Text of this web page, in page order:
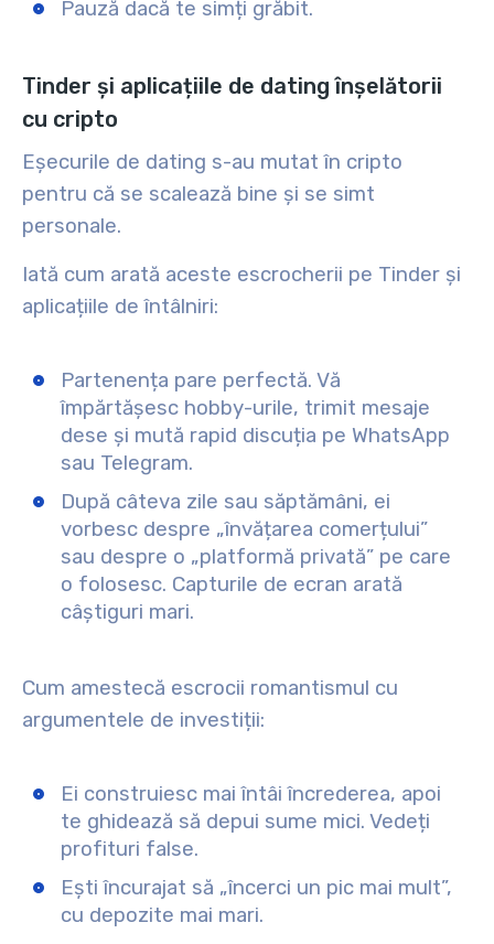
Pauză dacă te simți grăbit.
Tinder și aplicațiile de dating înșelătorii
cu cripto
Eșecurile de dating s-au mutat în cripto
pentru că se scalează bine și se simt
personale.
Iată cum arată aceste escrocherii pe Tinder și
aplicațiile de întâlniri:
Partenența pare perfectă. Vă
împărtășesc hobby-urile, trimit mesaje
dese și mută rapid discuția pe WhatsApp
sau Telegram.
După câteva zile sau săptămâni, ei
vorbesc despre „învățarea comerțului”
sau despre o „platformă privată” pe care
o folosesc. Capturile de ecran arată
câștiguri mari.
Cum amestecă escrocii romantismul cu
argumentele de investiții:
Ei construiesc mai întâi încrederea, apoi
te ghidează să depui sume mici. Vedeți
profituri false.
Ești încurajat să „încerci un pic mai mult”,
cu depozite mai mari.